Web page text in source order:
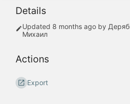
Details
Updated 8 months ago by
Михаил
Actions
Export